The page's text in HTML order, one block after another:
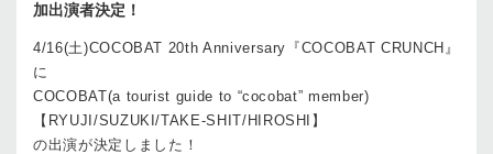
加出演者決定！
4/16(土)COCOBAT 20th Anniversary『COCOBAT CRUNCH』
に
COCOBAT(a tourist guide to “cocobat” member)
【RYUJI/SUZUKI/TAKE-SHIT/HIROSHI】
の出演が決定しました！